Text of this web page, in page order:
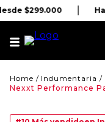
$299.000
Indumentaria
Nexxt Performance